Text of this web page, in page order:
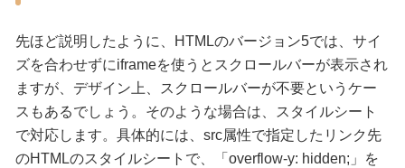
先ほど説明したように、HTMLのバージョン5では、サイ
ズを合わせずにiframeを使うとスクロールバーが表示され
ますが、デザイン上、スクロールバーが不要というケー
スもあるでしょう。そのような場合は、スタイルシート
で対応します。具体的には、src属性で指定したリンク先
のHTMLのスタイルシートで、「overflow-y: hidden;」を